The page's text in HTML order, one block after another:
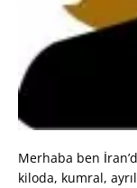
Merhaba ben
kiloda, kumral,